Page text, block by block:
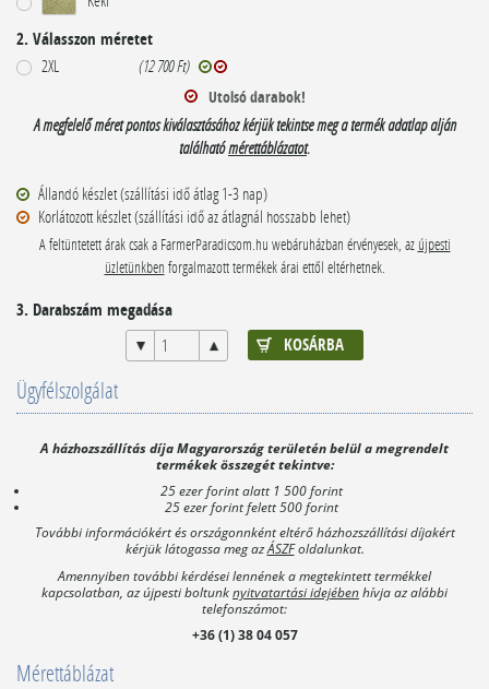
2. Válasszon méretet
2XL (12 700 Ft)
Utolsó darabok!
A megfelelő méret pontos kiválasztásához kérjük tekintse meg a termék adatlap alján
találhatómérettáblázatot.
Állandó készlet (szállítási idő átlag 1-3 nap)
Korlátozott készlet (szállítási idő az átlagnál hosszabb lehet)
A feltüntetett árak csak a FarmerParadicsom.hu webáruházban érvényesek, az újpesti
üzletünkben forgalmazott termékek árai ettől eltérhetnek.
3. Darabszám megadása
Ügyfélszolgálat
A házhozszállítás díja Magyarország területén belül a megrendelt
termékek összegét tekintve:
25 ezer forint alatt 1 500 forint
25 ezer forint felett 500 forint
További információkért és országonnként eltérő házhozszállítási díjakért
kérjük látogassa meg azÁSZFoldalunkat.
Amennyiben további kérdései lennének a megtekintett termékkel
kapcsolatban, az újpesti boltunknyitvatartási idejébenhívja az alábbi
telefonszámot:
+36 (1) 38 04 057
Mérettáblázat